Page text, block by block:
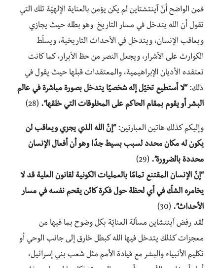
فمن الواضح أنّ آينتشتاين لم يكن يؤمن بالعناية الإلهيّة تلك التي
تقول أن الله يتدخل في مسار التاريخ وهو بطله حيث يجازي
ويعاقب الإنسان، ويتدخل في الأحداث التاريخية، ويسلّط
الكوارث على الأشرار، ويجعل النصر من حظ الأبرار، كما كانت
تعتقده الأديان الإبراهيمية، والمعتقدات قبلها حيث يقول في
ذلك: “لا أستطيع تخيّل إله شخصيًا يتدخل بصورة مباشرة في عالم
البشر أو يقوم بمقام الحاكم على المخلوقات التي خلقها”. (28)
وإليكم كذلك هاتين العبارتين: “إنّ الله الذي يجزي ويعاقب لن
يكون له مكان محدد لسبب بسيط جدًا وهو أن أفعال الإنسان
محددة بالضرورة”. (29)
“إنّ الإنسان المقتنع تمامًا بالعمليات الكونية لقانون العلية قد لا
يخامره الشكّ في أي لحظة حول فكرة كائن يقحم نفسه في مسار
الأحداث”. (30)
لقد رفض آينتشاين مسألة العنايّة بكل وضوح بما فيها من
معجزات كذلك يتدخل فيها الله كبطل خارق إلى جانب الوحي أو
تكليم الأنبياء والبشر مع قيادة الأمم مثل شعب بني إسرائيل،